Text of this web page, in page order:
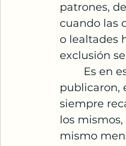
patrones,
cuando las
o lealtades
exclusión
publicaron,
siempre
los
mismo